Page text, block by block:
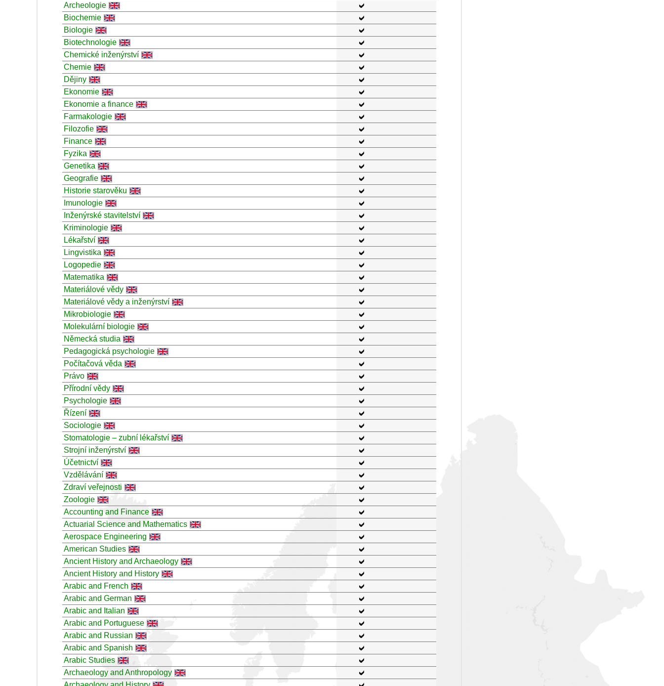
Archeologie
Biochemie
Biologie
Biotechnologie
Chemické inženýrství
Chemie
Dějiny
Ekonomie
Ekonomie a finance
Farmakologie
Filozofie
Finance
Fyzika
Genetika
Geografie
Historie starověku
Imunologie
Inženýrské stavitelství
Kriminologie
Lékařství
Lingvistika
Logopedie
Matematika
Materiálové vědy
Materiálové vědy a inženýrství
Mikrobiologie
Molekulární biologie
Německá studia
Pedagogická psychologie
Počítačová věda
Právo
Přírodní vědy
Psychologie
Řízení
Sociologie
Stomatologie – zubní lékařství
Strojní inženýrství
Účetnictví
Vzdělávání
Zdraví veřejnosti
Zoologie
Accounting and Finance
Actuarial Science and Mathematics
Aerospace Engineering
American Studies
Ancient History and Archaeology
Ancient History and History
Arabic and French
Arabic and German
Arabic and Italian
Arabic and Portuguese
Arabic and Russian
Arabic and Spanish
Arabic Studies
Archaeology and Anthropology